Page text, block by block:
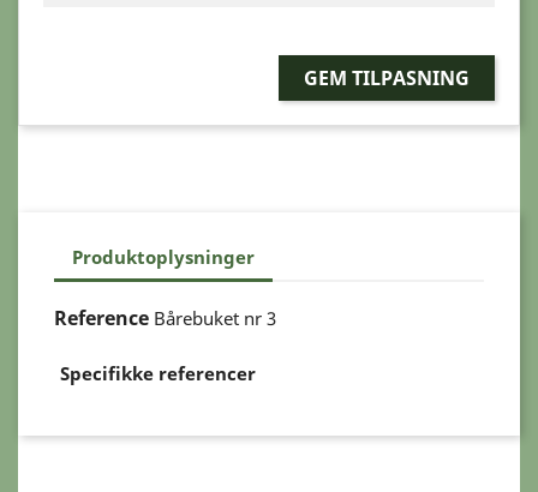
GEM TILPASNING
Produktoplysninger
Reference Bårebuket nr 3
Specifikke referencer